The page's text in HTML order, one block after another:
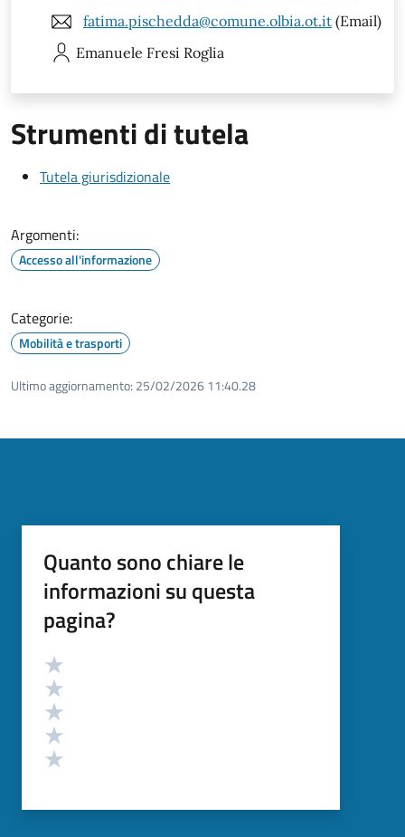
fatima.pischedda@comune.olbia.ot.it (Email)
Emanuele Fresi Roglia
Strumenti di tutela
Tutela giurisdizionale
Argomenti:
Accesso all'informazione
Categorie:
Mobilità e trasporti
Ultimo aggiornamento: 25/02/2026 11:40.28
Quanto sono chiare le
informazioni su questa
pagina?
Valutazione